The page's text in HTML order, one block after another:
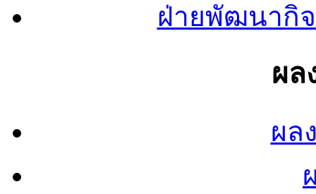
ฝ่ายพัฒนากิ
ผล
ผล